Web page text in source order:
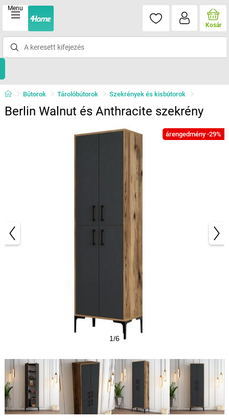
Menu
Kosár
Bútorok Tárolóbútorok Szekrények és kisbútorok
Berlin Walnut és Anthracite szekrény
árengedmény -29%
1/6